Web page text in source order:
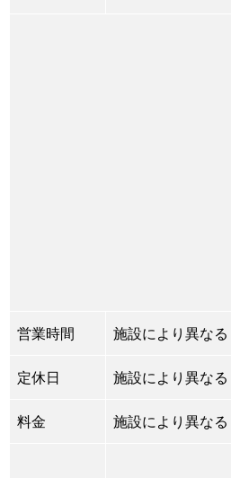
営業時間 施設により異なる
定休日 施設により異なる
料金 施設により異なる